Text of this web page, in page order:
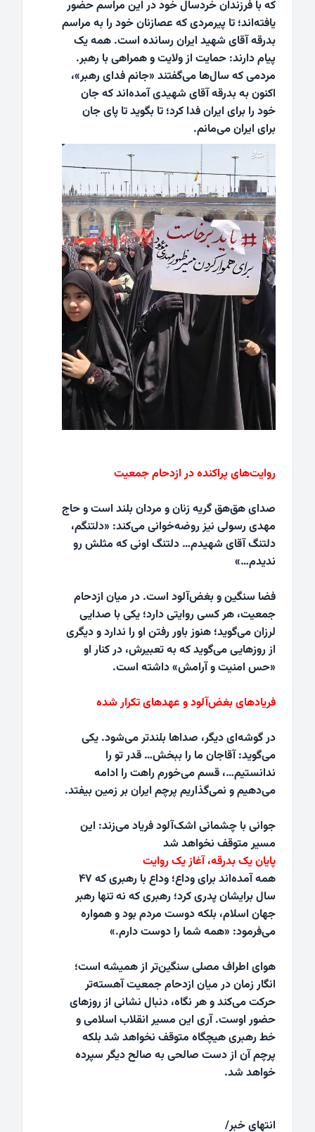
که با فرزندان خردسال خود در این مراسم حضور
یافته‌اند؛ تا پیرمردی که عصازنان خود را به مراسم
بدرقه آقای شهید ایران رسانده است. همه یک
پیام دارند: حمایت از ولایت و همراهی با رهبر.
مردمی که سال‌ها می‌گفتند «جانم فدای رهبر»،
اکنون به بدرقه آقای شهیدی آمده‌اند که جان
خود را برای ایران فدا کرد؛ تا بگوید تا پای جان
برای ایران می‌مانم.
روایت‌های پراکنده در ازدحام جمعیت
صدای هق‌هق گریه زنان و مردان بلند است و حاج
مهدی رسولی نیز روضه‌خوانی می‌کند: «دلتنگم،
دلتنگ آقای شهیدم… دلتنگ اونی که مثلش رو
ندیدم…»
فضا سنگین و بغض‌آلود است. در میان ازدحام
جمعیت، هر کسی روایتی دارد؛ یکی با صدایی
لرزان می‌گوید؛ هنوز باور رفتن او را ندارد و دیگری
از روزهایی می‌گوید که به تعبیرش، در کنار او
«حس امنیت و آرامش» داشته است.
فریادهای بغض‌آلود و عهدهای تکرار شده
در گوشه‌ای دیگر، صداها بلندتر می‌شود. یکی
می‌گوید: آقاجان ما را ببخش… قدر تو را
ندانستیم…، قسم می‌خورم راهت را ادامه
می‌دهیم و نمی‌گذاریم پرچم ایران بر زمین بیفتد.
جوانی با چشمانی اشک‌آلود فریاد می‌زند: این
مسیر متوقف نخواهد شد
پایان یک بدرقه، آغاز یک روایت
همه آمده‌اند برای وداع؛ وداع با رهبری که ۴۷
سال برایشان پدری کرد؛ رهبری که نه تنها رهبر
جهان اسلام، بلکه دوست مردم بود و همواره
می‌فرمود: «همه شما را دوست دارم.»
هوای اطراف مصلی سنگین‌تر از همیشه است؛
انگار زمان در میان ازدحام جمعیت آهسته‌تر
حرکت می‌کند و هر نگاه، دنبال نشانی از روزهای
حضور اوست. آری این مسیر انقلاب اسلامی و
خط رهبری هیچگاه متوقف نخواهد شد بلکه
پرچم آن از دست صالحی به صالح دیگر سپرده
خواهد شد.
انتهای خبر/